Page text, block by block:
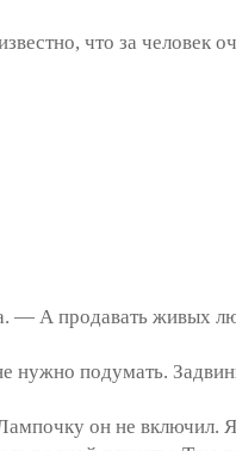
что за человек
— А продавать живых
подумать.
он не включил.